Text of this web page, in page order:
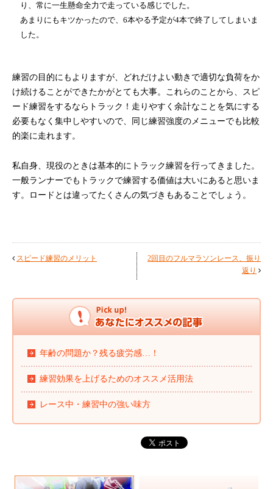
り、常に一生懸命全力で走っている感じでした。
あまりにもキツかったので、6本やる予定が4本で終了してしまいま
した。
練習の目的にもよりますが、どれだけよい動きで適切な負荷をか
け続けることができたかがとても大事。これらのことから、スピ
ード練習をするならトラック！走りやすく余計なことを気にする
必要もなく集中しやすいので、同じ練習強度のメニューでも比較
的楽に走れます。
私自身、現役のときは基本的にトラック練習を行ってきました。
一般ランナーでもトラックで練習する価値は大いにあると思いま
す。ロードとは違ってたくさんの気づきもあることでしょう。
スピード練習のメリット
2回目のフルマラソンレース、振り
返り
年齢の問題か？残る疲労感…！
練習効果を上げるためのオススメ活用法
レース中・練習中の強い味方